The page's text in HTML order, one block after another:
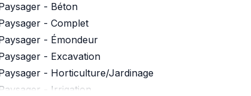
- Béton
- Complet
- Émondeur
- Excavation
- Horticulture/Jardinage
- Irrigation